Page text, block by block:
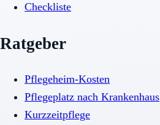
Checkliste
Ratgeber
Pflegeheim-Kosten
Pflegeplatz nach Krankenhaus
Kurzzeitpflege